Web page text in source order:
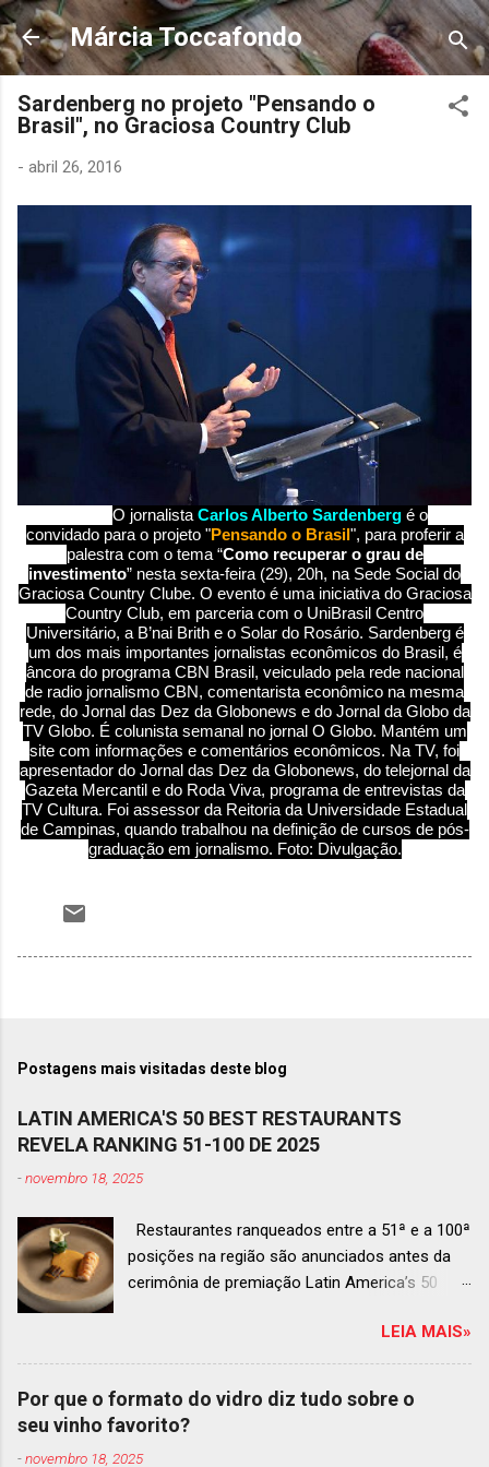
Pular para o conteúdo principal
Márcia Toccafondo
Sardenberg no projeto "Pensando o
Brasil", no Graciosa Country Club
- abril 26, 2016
O jornalistaCarlos Alberto Sardenberg é o
convidado para o projeto "Pensando o Brasil", para proferir a
palestra com o tema “Como recuperar o grau de
investimento” nesta sexta-feira (29), 20h, na Sede Social do
Graciosa Country Clube. O evento é uma iniciativado Graciosa
Country Club, em parceria com o UniBrasil Centro
Universitário, a B’nai Brith e o Solar do Rosário. Sardenberg é
um dos mais importantes jornalistas econômicos do Brasil, é
âncora do programa CBN Brasil, veiculado pela rede nacional
de radio jornalismo CBN, comentarista econômico na mesma
rede, do Jornal das Dez da Globonews e do Jornal da Globo da
TV Globo. É colunista semanal no jornal O Globo. Mantém um
site com informações e comentários econômicos. Na TV, foi
apresentador do Jornal das Dez da Globonews, do telejornal da
Gazeta Mercantil e do Roda Viva, programa de entrevistas da
TV Cultura. Foi assessor da Reitoria da Universidade Estadual
de Campinas, quando trabalhou na definição de cursos de pós-
graduação em jornalismo. Foto: Divulgação.
Postagens mais visitadas deste blog
LATIN AMERICA'S 50 BEST RESTAURANTS
REVELA RANKING 51-100 DE 2025
-novembro 18, 2025
Restaurantes ranqueados entre a 51ª e a 100ª
posições na região são anunciados antes da
cerimônia de premiação Latin America’s 50
de dezembro em Antígua, Guatemala
Prato do Origem, o brasileiro mais
bem ranqueado na lista estendida O Latin
America’s 50 Best Restaurants anunciou hoje a
LEIA MAIS»
Por que o formato do vidro diz tudo sobre o
seu vinho favorito?
-novembro 18, 2025